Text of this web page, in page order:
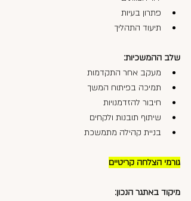
פתרון בעיות
תיעוד התהליך
שלב ההמשכיות:
מעקב אחר התקדמות
תמיכה בפיתוח המשך
חיבור להזדמנויות
שיתוף תובנות ולקחים
בניית קהילה מתמשכת
גורמי הצלחה קריטיים
מיקוד באתגר הנכון: